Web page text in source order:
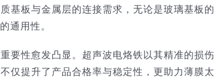
基板与金属层的连接需求，无论是玻璃基板
通用性。
要性愈发凸显。超声波电烙铁以其精准的损
仅提升了产品合格率与稳定性，更助力薄膜